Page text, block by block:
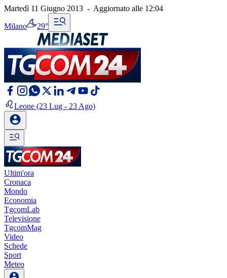
Martedì 11 Giugno 2013 - Aggiornato alle 12:04
Milano 29°
Leone (23 Lug - 23 Ago)
Ultim'ora
Cronaca
Mondo
Economia
TgcomLab
Televisione
TgcomMag
Video
Schede
Sport
Meteo